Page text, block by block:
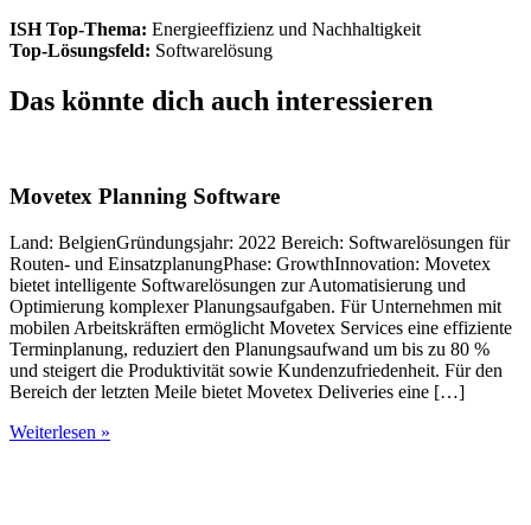
ISH Top-Thema: Energieeffizienz und Nachhaltigkeit
Top-Lösungsfeld: Softwarelösung
Das könnte dich auch interessieren
Movetex Planning Software
Land: BelgienGründungsjahr: 2022 Bereich: Softwarelösungen für
Routen- und EinsatzplanungPhase: GrowthInnovation: Movetex
bietet intelligente Softwarelösungen zur Automatisierung und
Optimierung komplexer Planungsaufgaben. Für Unternehmen mit
mobilen Arbeitskräften ermöglicht Movetex Services eine effiziente
Terminplanung, reduziert den Planungsaufwand um bis zu 80 %
und steigert die Produktivität sowie Kundenzufriedenheit. Für den
Bereich der letzten Meile bietet Movetex Deliveries eine […]
Weiterlesen »